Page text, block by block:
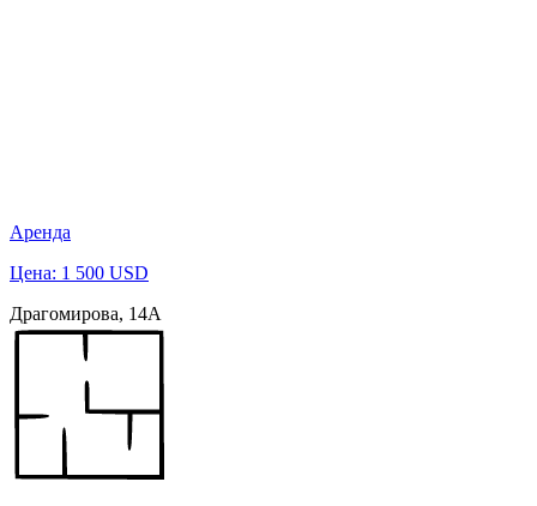
Аренда
Цена: 1 500 USD
Драгомирова, 14А